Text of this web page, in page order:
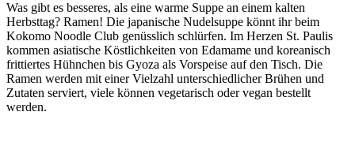
Was gibt es besseres, als eine warme Suppe an einem kalten
Herbsttag? Ramen! Die japanische Nudelsuppe könnt ihr beim
Kokomo Noodle Club genüsslich schlürfen. Im Herzen St. Paulis
kommen asiatische Köstlichkeiten von Edamame und koreanisch
frittiertes Hühnchen bis Gyoza als Vorspeise auf den Tisch. Die
Ramen werden mit einer Vielzahl unterschiedlicher Brühen und
Zutaten serviert, viele können vegetarisch oder vegan bestellt
werden.